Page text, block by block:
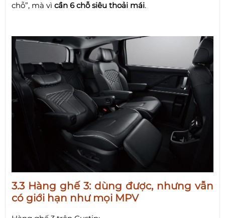
chỗ”, mà vì cần 6 chỗ siêu thoải mái.
3.3 Hàng ghế 3: dùng được, nhưng vẫn
có giới hạn như mọi MPV